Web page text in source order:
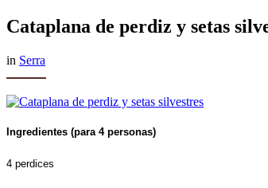
Cataplana de perdiz y setas
in Serra
Ingredientes (para 4 personas)
4 perdices